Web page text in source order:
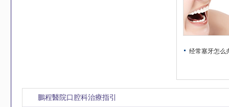
经常塞牙怎么
鵬程醫院口腔科治療指引